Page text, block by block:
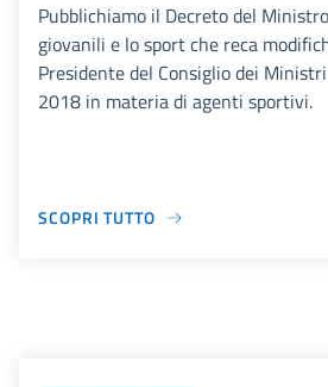
Pubblichiamo il Decreto del
giovanili e lo sport che reca
Presidente del Consiglio dei
2018 in materia di agenti sportivi.
SCOPRI TUTTO